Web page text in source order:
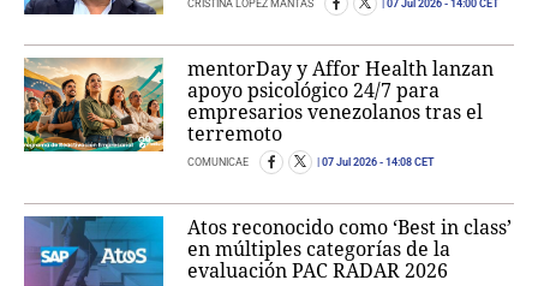
CRISTINA LÓPEZ MANTAS 07 Jul 2026 - 14:00 CET
mentorDay y Affor Health lanzan
apoyo psicológico 24/7 para
empresarios venezolanos tras el
terremoto
COMUNICAE 07 Jul 2026 - 14:08 CET
Atos reconocido como ‘Best in class’
en múltiples categorías de la
evaluación PAC RADAR 2026